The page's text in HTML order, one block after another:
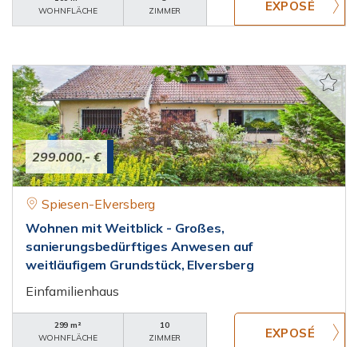
WOHNFLÄCHE
ZIMMER
299.000,- €
Spiesen-Elversberg
Wohnen mit Weitblick - Großes,
sanierungsbedürftiges Anwesen auf
weitläufigem Grundstück, Elversberg
Einfamilienhaus
299 m²
WOHNFLÄCHE
10
ZIMMER